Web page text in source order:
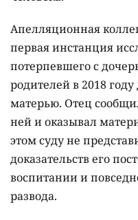
Апелляционная
первая инстанция
потерпевшего с
родителей в 2018
матерью. Отец
ней и оказывал
этом суду не
доказательств его
воспитании и
развода.